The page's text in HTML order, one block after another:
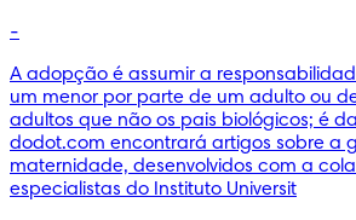
-
A adopção é assumir a
um menor por parte de um adulto ou
adultos que não os pais biológicos; é
dodot.com encontrará artigos sobre a
maternidade, desenvolvidos com a
especialistas do Instituto Universit